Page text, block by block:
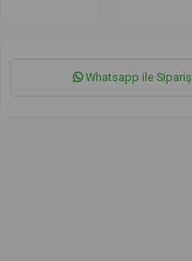
Whatsapp ile Sipariş